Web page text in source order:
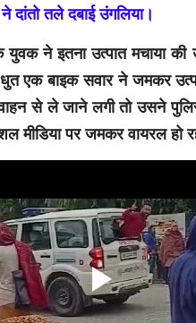
तले दबाई उंगलिया।
ने इतना उत्पात मचाया
एक बाइक सवार ने जमकर
से ले जाने लगी तो उसने
मीडिया पर जमकर वायरल हो